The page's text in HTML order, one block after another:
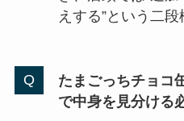
えする”という二段
たまごっちチョコ
で中身を見分ける